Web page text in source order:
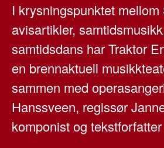
I krysningspunktet mellom
avisartikler,
samtidsdans har Traktor
en brennaktuell
sammen med
Hanssveen, regissør
komponist og